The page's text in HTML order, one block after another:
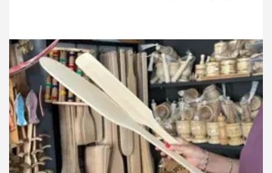
tutmuş yöresel kıyafetlerini bu bebeklere giydirerek hem
geleneksel kültürü yaşatıyor hem de sıfır atık felsefesini
asil bir sanat disipliniyle taçlandırıyor.
15.07.2026 Gündem